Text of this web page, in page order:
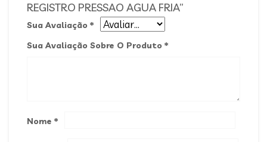
REGISTRO PRESSAO AGUA FRIA”
Sua Avaliação *
Sua Avaliação Sobre O Produto *
Nome *